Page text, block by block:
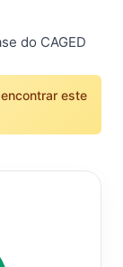
do CAGED
este